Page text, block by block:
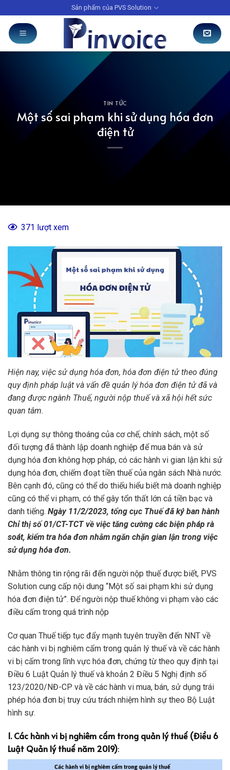
to
content
Sản phẩm của PVS Solution
TIN TỨC
Một số sai phạm khi sử dụng hóa đơn
điện tử
371 lượt xem
Hiện nay, việc sử dụng hóa đơn, hóa đơn điện tử theo đúng
quy định pháp luật và vấn đề quản lý hóa đơn điện tử đã và
đang được ngành Thuế, người nộp thuế và xã hội hết sức
quan tâm.
Lợi dụng sự thông thoáng của cơ chế, chính sách, một số
đối tượng đã thành lập doanh nghiệp để mua bán và sử
dụng hóa đơn không hợp pháp, có các hành vi gian lận khi sử
dụng hóa đơn, chiếm đoạt tiền thuế của ngân sách Nhà nước.
Bên cạnh đó, cũng có thể do thiếu hiểu biết mà doanh nghiệp
cũng có thể vi phạm, có thể gây tổn thất lớn cả tiền bạc và
danh tiếng. Ngày 11/2/2023, tổng cục Thuế đã ký ban hành
Chỉ thị số 01/CT-TCT về việc tăng cường các biện pháp rà
soát, kiểm tra hóa đơn nhằm ngăn chặn gian lận trong việc
sử dụng hóa đơn.
Nhằm thông tin rộng rãi đến người nộp thuế được biết, PVS
Solution cung cấp nội dung “Một số sai phạm khi sử dụng
hóa đơn điện tử”. Để người nộp thuế không vi phạm vào các
điều cấm trong quá trình nộp
Cơ quan Thuế tiếp tục đẩy mạnh tuyên truyền đến NNT về
các hành vi bị nghiêm cấm trong quản lý thuế và về các hành
vi bị cấm trong lĩnh vực hóa đơn, chứng từ theo quy định tại
Điều 6 Luật Quản lý thuế và khoản 2 Điều 5 Nghị định số
123/2020/NĐ-CP và về các hành vi mua, bán, sử dụng trái
phép hóa đơn bị truy cứu trách nhiệm hình sự theo Bộ Luật
hình sự.
1. Các hành vi bị nghiêm cấm trong quản lý thuế (Điều 6
Luật Quản lý thuế năm 2019):